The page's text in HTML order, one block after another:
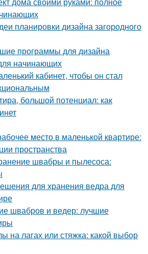
планировки дизайна загородного
программы для дизайна
начинающих
кабинет, чтобы он стал
большой потенциал: как
место в маленькой квартире:
пространства
швабры и пылесоса:
для хранения ведра для
швабров и ведер: лучшие
на лагах или стяжка: какой выбор